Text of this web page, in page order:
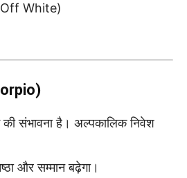
White)
संभावना है। अल्पकालिक निवेश
और सम्मान बढ़ेगा।